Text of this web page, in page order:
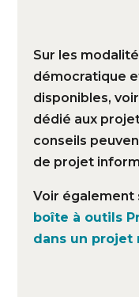
Sur les
démocratique
disponibles, voir
dédié aux
conseils
de projet
Voir également
boîte à outils
dans un projet